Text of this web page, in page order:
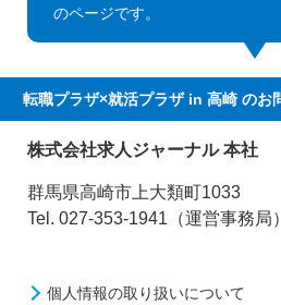
のページです。
転職プラザ×就活プラザ in 高崎 のお
株式会社求人ジャーナル 本社
群馬県高崎市上大類町1033
Tel. 027-353-1941（運営事務局）
個人情報の取り扱いについて